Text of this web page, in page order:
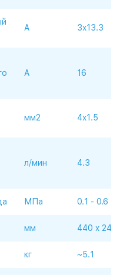
A 3x13.3
A 16
мм2 4x1.5
л/мин 4.3
МПа 0.1 - 0.6
мм 440 x 245
кг ~5.1